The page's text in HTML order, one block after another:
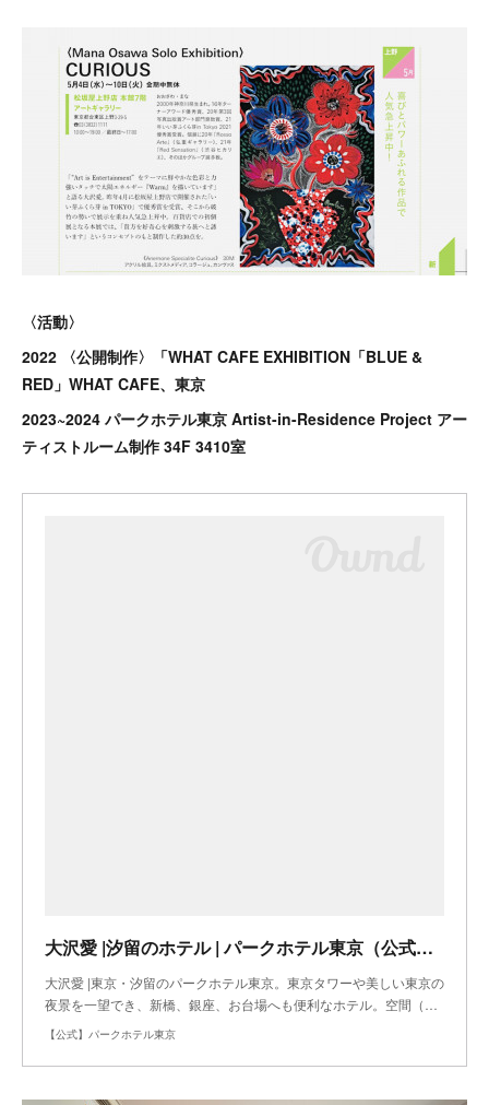
〈活動〉
2022 〈公開制作〉「WHAT CAFE EXHIBITION「BLUE &
RED」WHAT CAFE、東京
2023~2024 パークホテル東京 Artist-in-Residence Project アー
ティストルーム制作 34F 3410室
大沢愛 |汐留のホテル | パークホテル東京（公式ホームページ|最低価格保証）アーティスト イン ホテル
大沢愛 |東京・汐留のパークホテル東京。東京タワーや美しい東京の
夜景を一望でき、新橋、銀座、お台場へも便利なホテル。空間（…
【公式】パークホテル東京